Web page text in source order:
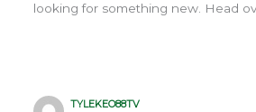
looking for something new. Head
TYLEKEO88TV